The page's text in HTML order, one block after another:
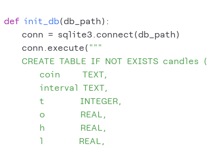
def init_db(db_path):
    conn = sqlite3.connect(db_path)
    conn.execute(
"""
    CREATE TABLE IF NOT EXISTS candles (
        coin     TEXT,
        interval TEXT,
        t        INTEGER,
        o        REAL,
        h        REAL,
        l        REAL,